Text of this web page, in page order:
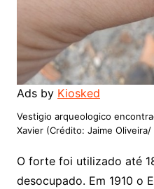
Ads by Kiosked
Vestigio arqueologico
Xavier (Crédito: Jaime Oliveira/
O forte foi utilizado até
desocupado. Em 1910 o